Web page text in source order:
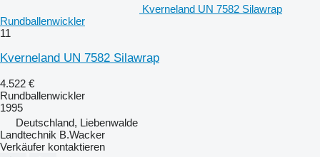
Kverneland UN 7582 Silawrap
Rundballenwickler
11
Kverneland UN 7582 Silawrap
4.522 €
Rundballenwickler
1995
Deutschland, Liebenwalde
Landtechnik B.Wacker
Verkäufer kontaktieren